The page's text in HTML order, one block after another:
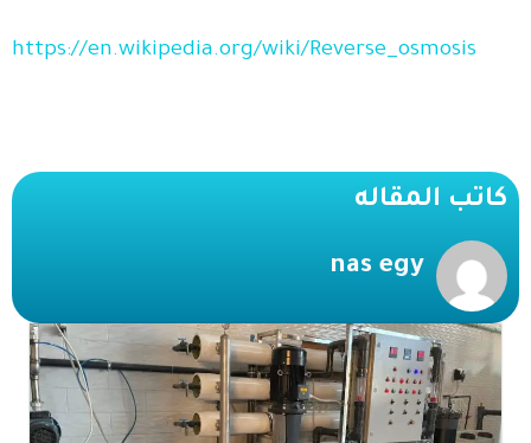
https://en.wikipedia.org/wiki/Reverse_osmosis
كاتب المقاله
nas egy